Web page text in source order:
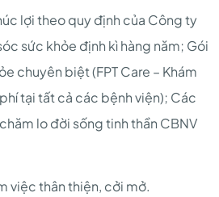
lợi theo quy định của Công ty
sức khỏe định kì hàng năm; Gói
chuyên biệt (FPT Care – Khám
tại tất cả các bệnh viện); Các
lo đời sống tinh thần CBNV
việc thân thiện, cởi mở.